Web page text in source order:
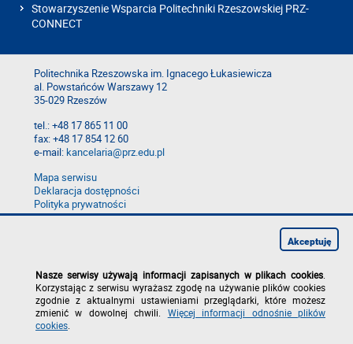
Stowarzyszenie Wsparcia Politechniki Rzeszowskiej PRZ-
CONNECT
Politechnika Rzeszowska im. Ignacego Łukasiewicza
al. Powstańców Warszawy 12
35-029 Rzeszów
tel.: +48 17 865 11 00
fax: +48 17 854 12 60
e-mail:kancelaria@prz.edu.pl
Mapa serwisu
Deklaracja dostępności
Polityka prywatności
Zgłoś błąd na stronie
Nasze serwisy używają informacji zapisanych w plikach cookies
Korzystając z serwisu wyrażasz zgodę na używanie plików cookies
zgodnie z aktualnymi ustawieniami przeglądarki, które możesz
zmienić w dowolnej chwili. Więcej informacji odnośnie plików
cookies
Akceptuję